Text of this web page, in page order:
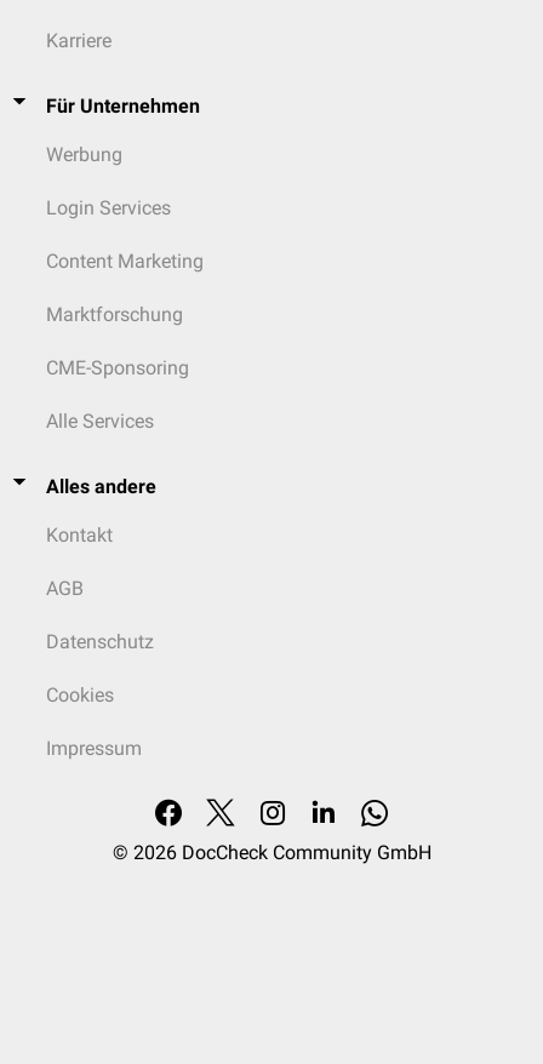
Karriere
Für Unternehmen
Werbung
Login Services
Content Marketing
Marktforschung
CME-Sponsoring
Alle Services
Alles andere
Kontakt
AGB
Datenschutz
Cookies
Impressum
© 2026 DocCheck Community GmbH